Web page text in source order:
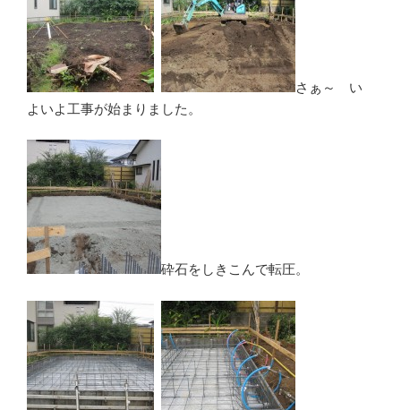
さぁ～ い
よいよ工事が始まりました。
砕石をしきこんで転圧。